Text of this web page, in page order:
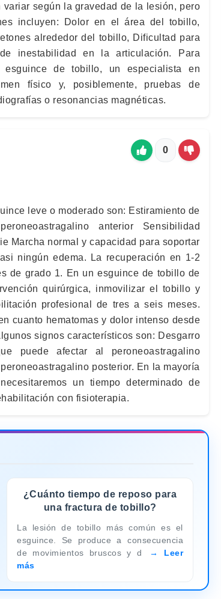
según la gravedad de la lesión, pero
incluyen: Dolor en el área del tobillo,
alrededor del tobillo, Dificultad para
inestabilidad en la articulación. Para
de tobillo, un especialista en
físico y, posiblemente, pruebas de
o resonancias magnéticas.
0
leve o moderado son: Estiramiento de
anterior Sensibilidad
Marcha normal y capacidad para soportar
ningún edema. La recuperación en 1-2
de grado 1. En un esguince de tobillo de
quirúrgica, inmovilizar el tobillo y
profesional de tres a seis meses.
cuanto hematomas y dolor intenso desde
signos característicos son: Desgarro
puede afectar al peroneoastragalino
posterior. En la mayoría
un tiempo determinado de
con fisioterapia.
¿Cuánto tiempo de reposo para
una fractura de tobillo?
La lesión de tobillo más común es el
esguince. Se produce a consecuencia
de movimientos bruscos y d
Leer
más